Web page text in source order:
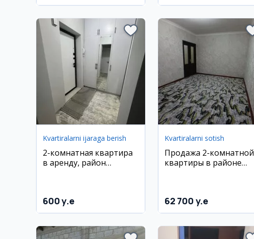
Kvartiralarni ijaraga berish
2-комнатная квартира
в аренду, район
600 y.e
Kvartiralarni sotish
Продажа 2-комнатной
квартиры в районе
62 700 y.e